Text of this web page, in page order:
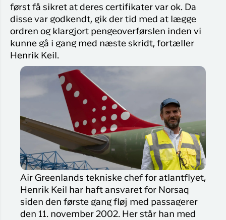
først få sikret at deres certifikater var ok. Da
disse var godkendt, gik der tid med at lægge
ordren og klargjort pengeoverførslen inden vi
kunne gå i gang med næste skridt, fortæller
Henrik Keil.
Air Greenlands tekniske chef for atlantflyet,
Henrik Keil har haft ansvaret for Norsaq
siden den første gang fløj med passagerer
den 11. november 2002. Her står han med